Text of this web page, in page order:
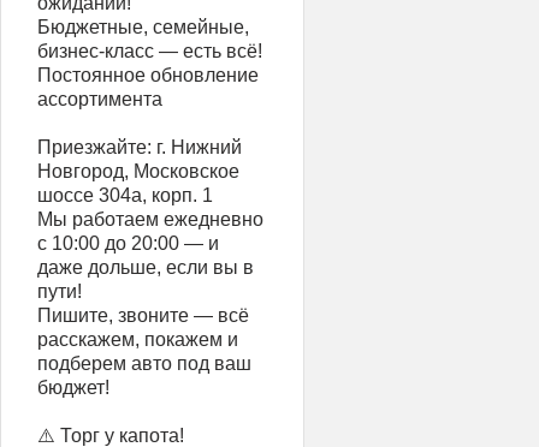
Бюджетные, семейные,
бизнес-класс — есть всё!
Постоянное обновление
ассортимента
Приезжайте: г. Нижний
Новгород, Московское
шоссе 304а, корп. 1
Мы работаем ежедневно
с 10:00 до 20:00 — и
даже дольше, если вы в
пути!
Пишите, звоните — всё
расскажем, покажем и
подберем авто под ваш
бюджет!
⚠️ Торг у капота!